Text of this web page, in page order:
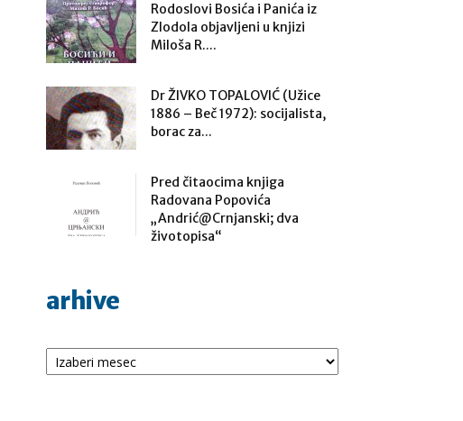
Rodoslovi Bosića i Panića iz
Zlodola objavljeni u knjizi
Miloša R....
Dr ŽIVKO TOPALOVIĆ (Užice
1886 – Beč 1972): socijalista,
borac za...
Pred čitaocima knjiga
Radovana Popovića
„Andrić@Crnjanski; dva
životopisa“
arhive
Arhive